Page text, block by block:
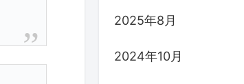
2025年8月
2024年10月